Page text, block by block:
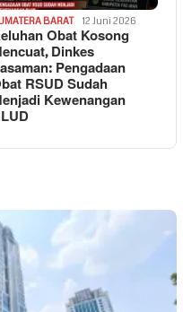
BARAT 12 Juni 2026
Obat Kosong
Dinkes
Pengadaan
RSUD Sudah
Kewenangan